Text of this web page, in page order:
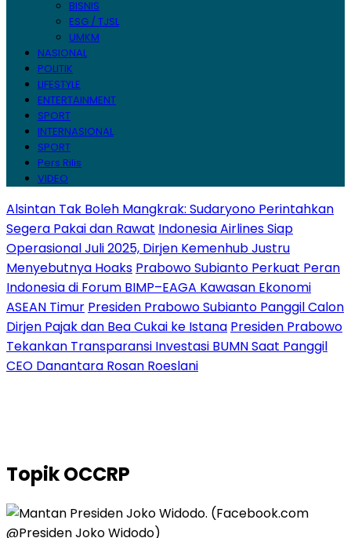
BISNIS
ESG / TJSL
UMKM
NASIONAL
POLITIK
LIFESTYLE
ENTERTAINMENT
SPORT
INTERNASIONAL
SPORT
Pers Rilis
VIDEO
Alsintan Tak Boleh Mangkrak: Sudaryono Perintahkan
Segera Pakai dan Rawat Indonesia Airlines Siap
Operasional Juli 2025, Dirjen Kemenhub Justru
Menyebutnya Hoaks Prabowo Subianto Perkuat Peran
Indonesia di Forum BIMP–EAGA Kawasan Ekonomi
ASEAN Timur Presiden Prabowo Subianto Panggil Calon
Dirjen Pajak dan Bea Cukai ke Istana Presiden Prabowo
Tekankan Transparansi Investasi BUMN Saat Panggil
CEO Danantara Rosan Roeslani
TopikOCCRP